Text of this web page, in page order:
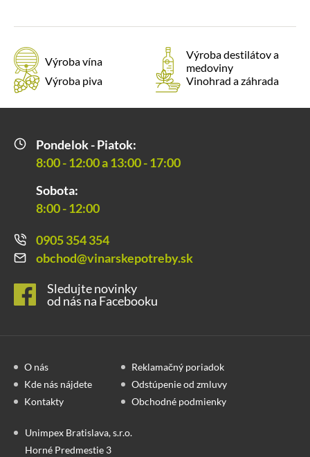
Výroba vína
Výroba destilátov a
medoviny
Výroba piva
Vinohrad a záhrada
Pondelok - Piatok:
8:00 - 12:00 a 13:00 - 17:00
Sobota:
8:00 - 12:00
0905 354 354
obchod@vinarskepotreby.sk
Sledujte novinky
od nás na Facebooku
O nás
Reklamačný poriadok
Kde nás nájdete
Odstúpenie od zmluvy
Kontakty
Obchodné podmienky
Unimpex Bratislava, s.r.o.
Horné Predmestie 3